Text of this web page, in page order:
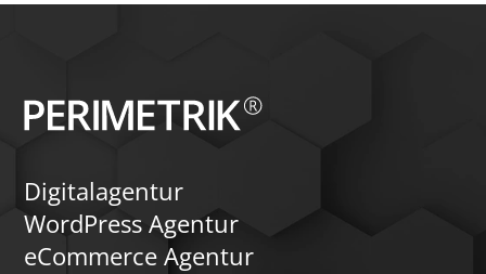
Digitalagentur
WordPress Agentur
eCommerce Agentur